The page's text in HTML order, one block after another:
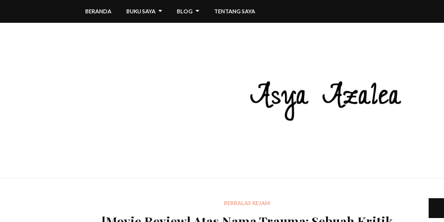
BERANDA BUKU SAYA BLOG TENTANG SAYA
BERBALAS KEJAM